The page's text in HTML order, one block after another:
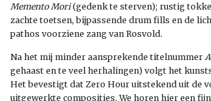
Memento Mori(gedenk te sterven); rustig
zachte toetsen, bijpassende drum fills en de
pathos voorziene zang van Rosvold.
Na het mij minder aansprekende titelnummer
gehaast en te veel herhalingen) volgt het
Het bevestigt dat Zero Hour uitstekend uit de
uitgewerkte composities. We horen hier een